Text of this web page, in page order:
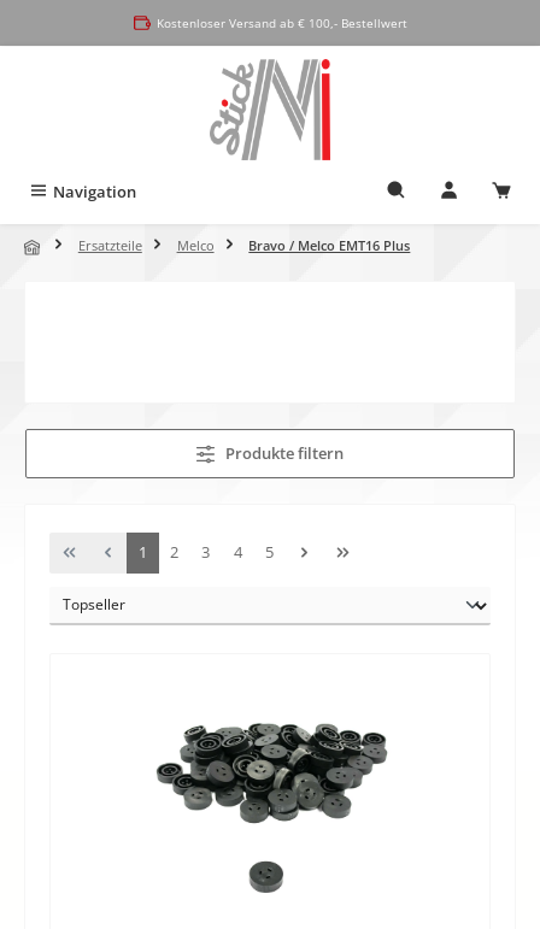
Kostenloser Versand ab € 100,- Bestellwert
Navigation
Ersatzteile Melco Bravo / Melco EMT16 Plus
Produkte filtern
Seite
1 Seite
2 Seite
3 Seite
4 Seite
5